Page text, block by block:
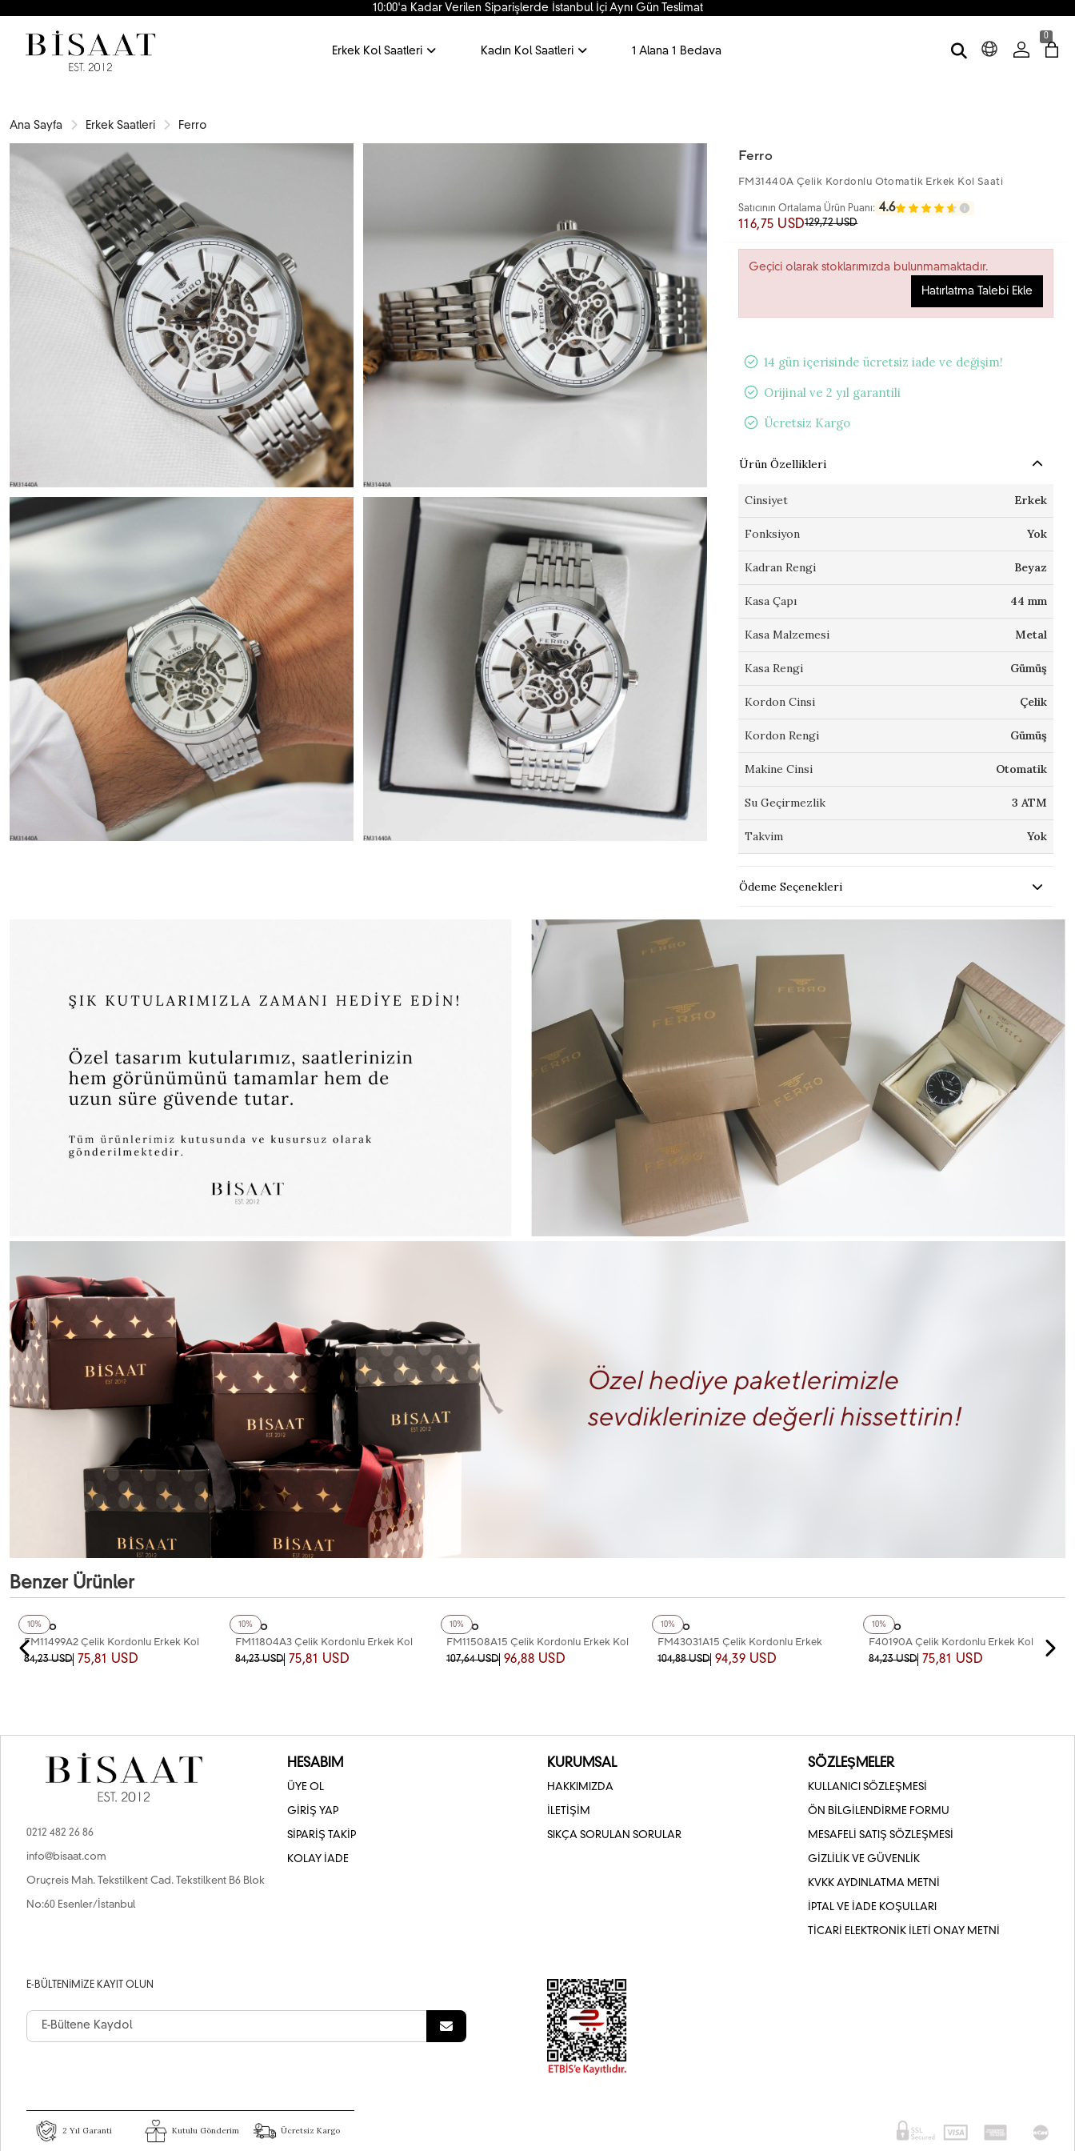
10:00'a Kadar Verilen Siparişlerde İstanbul İçi Aynı Gün Teslimat
Erkek Kol Saatleri Kadın Kol Saatleri 1 Alana 1 Bedava
0
Ana Sayfa Erkek Saatleri Ferro
Ferro
FM31440A Çelik Kordonlu Otomatik Erkek Kol Saati
Satıcının Ortalama Ürün Puanı: 4.6
116,75 USD129,72 USD
Geçici olarak stoklarımızda bulunmamaktadır.
Hatırlatma Talebi Ekle
14 gün içerisinde ücretsiz iade ve değişim!
Orijinal ve 2 yıl garantili
Ücretsiz Kargo
Ürün Özellikleri
Cinsiyet Erkek
Fonksiyon Yok
Kadran Rengi Beyaz
Kasa Çapı 44 mm
Kasa Malzemesi Metal
Kasa Rengi Gümüş
Kordon Cinsi Çelik
Kordon Rengi Gümüş
Makine Cinsi Otomatik
Su Geçirmezlik 3 ATM
Takvim Yok
Ödeme Seçenekleri
Benzer Ürünler
10%
Ferro
FM11499A2 Çelik Kordonlu Erkek Kol
Saati
84,23 USD 75,81 USD
10%
+2Renk
Ferro
FM11804A3 Çelik Kordonlu Erkek Kol
Saati
84,23 USD 75,81 USD
10%
+2Renk
Ferro
FM11508A15 Çelik Kordonlu Erkek Kol
Saati
107,64 USD 96,88 USD
10%
+2Renk
Ferro
FM43031A15 Çelik Kordonlu Erkek
Kol Saati
104,88 USD 94,39 USD
10%
+3Renk
Ferro
F40190A Çelik Kordonlu Erkek Kol
Saati
84,23 USD 75,81 USD
0212 482 26 86
info@bisaat.com
Oruçreis Mah. Tekstilkent Cad. Tekstilkent B6 Blok
No:60 Esenler/İstanbul
HESABIM
ÜYE OL
GİRİŞ YAP
SİPARİŞ TAKİP
KOLAY İADE
KURUMSAL
HAKKIMIZDA
İLETİŞİM
SIKÇA SORULAN SORULAR
SÖZLEŞMELER
KULLANICI SÖZLEŞMESİ
ÖN BİLGİLENDİRME FORMU
MESAFELİ SATIŞ SÖZLEŞMESİ
GİZLİLİK VE GÜVENLİK
KVKK AYDINLATMA METNİ
İPTAL VE İADE KOŞULLARI
TİCARİ ELEKTRONİK İLETİ ONAY METNİ
E-BÜLTENIMIZE KAYIT OLUN
2 Yıl Garanti Kutulu Gönderim Ücretsiz Kargo